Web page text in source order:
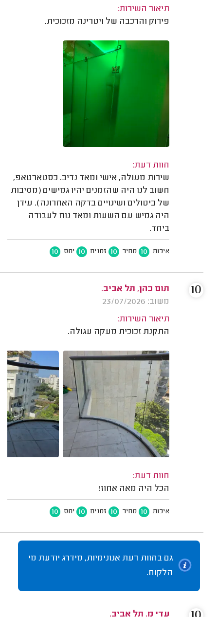
תיאור השירות:
פירוק והרכבה של ויטרינה מזכוכית.
חוות דעת:
שירות מעולה, אישי ומאד נדיב. כסטארטאפ,
חשוב לנו היה שהזמנים יהיו גמישים (מסיבות
של ביטולים ושינויים בדקה האחרונה). עידן
היה גמיש עם השעות ומאד נוח לעבודה
ביחד.
איכות 10 מחיר 10 זמנים 10 יחס 10
תום כהן, תל אביב.
משוב: 23/07/2026
תיאור השירות:
התקנת זכוכית מעקה עגולה.
חוות דעת:
הכל היה מאה אחוז!
איכות 10 מחיר 10 זמנים 10 יחס 10
10
גם בחוות דעת אנונימיות, מידרג יודעת מי
הלקוח.
עדי מ. תל אביב.